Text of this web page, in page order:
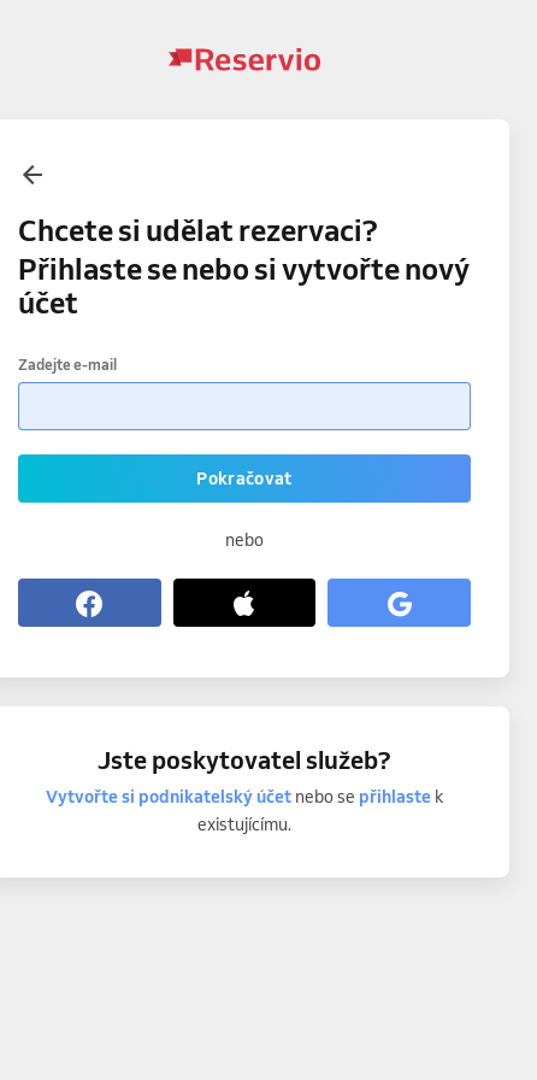
Chcete si udělat rezervaci?
Přihlaste se nebo si vytvořte nový
účet
Zadejte e-mail
Pokračovat
nebo
Jste poskytovatel služeb?
Vytvořte si podnikatelský účetnebo se přihlastek
existujícímu.